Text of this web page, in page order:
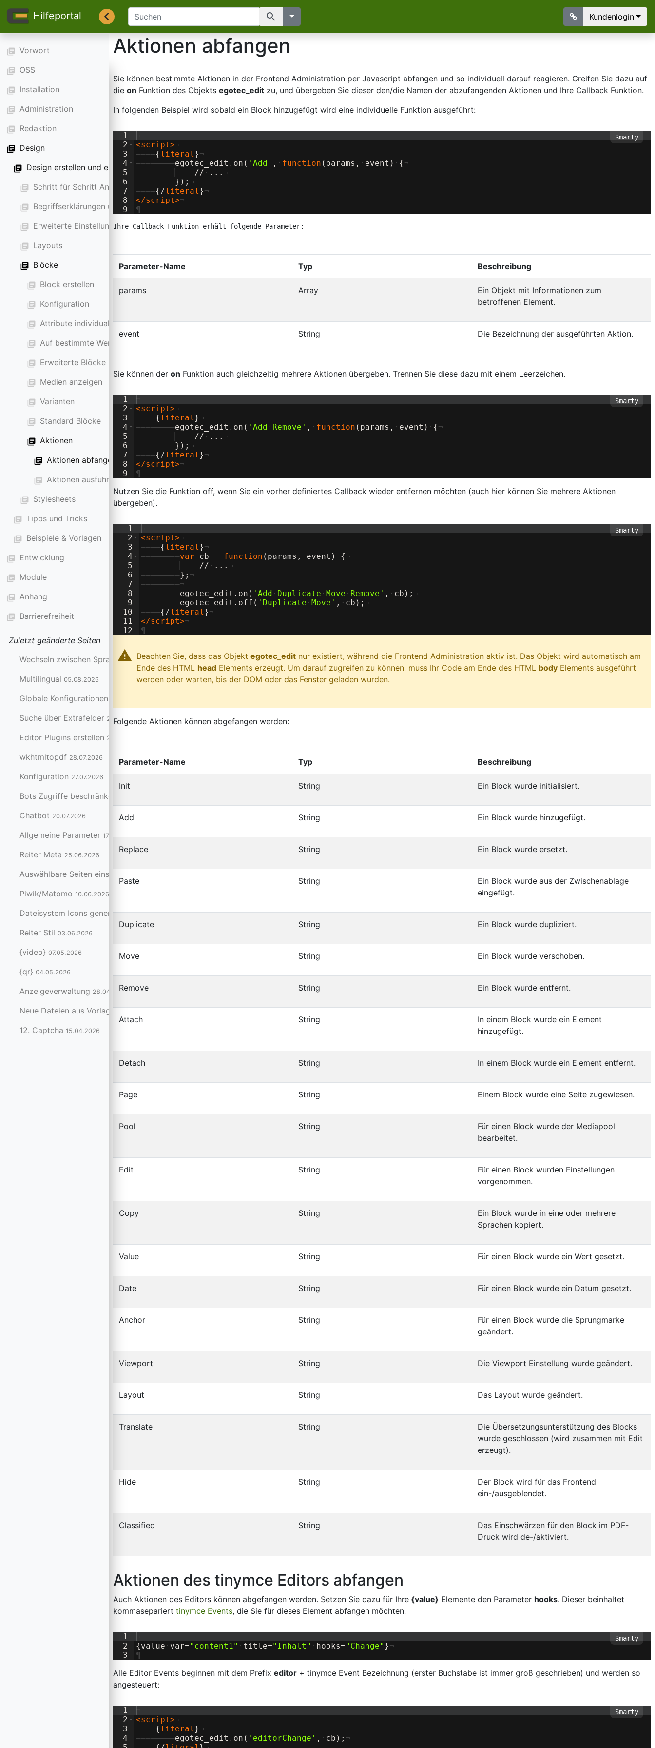
Hilfeportal search Kundenlogin
library_books Vorwort
library_books OSS
library_books Installation
library_books Administration
library_books Redaktion
library_books Design
library_books Design erstellen und einstellen
library_books Schritt für Schritt Anleitung
library_books Begriffserklärungen und Zusammenhänge
library_books Erweiterte Einstellungen (conf.json)
library_books Layouts
library_books Blöcke
library_books Block erstellen
library_books Konfiguration
library_books Attribute individualisieren
library_books Auf bestimmte Werte zugreifen
library_books Erweiterte Blöcke
library_books Medien anzeigen
library_books Varianten
library_books Standard Blöcke
library_books Aktionen
library_books Aktionen abfangen
library_books Aktionen ausführen
library_books Stylesheets
library_books Tipps und Tricks
library_books Beispiele & Vorlagen
library_books Entwicklung
library_books Module
library_books Anhang
library_books Barrierefreiheit
Zuletzt geänderte Seiten
Wechseln zwischen Sprachversionen 05.08.2026
Multilingual 05.08.2026
Globale Konfigurationen setzen
Suche über Extrafelder 29.07.2026
Editor Plugins erstellen 29.07.2026
wkhtmltopdf 28.07.2026
Konfiguration 27.07.2026
Bots Zugriffe beschränken und blockieren
Chatbot 20.07.2026
Allgemeine Parameter 17.07.2026
Reiter Meta 25.06.2026
Auswählbare Seiten einschränken
Piwik/Matomo 10.06.2026
Dateisystem Icons generieren08.06.2026
Reiter Stil 03.06.2026
{video} 07.05.2026
{qr} 04.05.2026
Anzeigeverwaltung 28.04.2026
Neue Dateien aus Vorlagen anlegen
12. Captcha 15.04.2026
Aktionen abfangen
Sie können bestimmte Aktionen in der Frontend Administration per Javascript abfangen und so individuell darauf reagieren. Greifen Sie dazu auf
die on Funktion des Objekts egotec_edit zu, und übergeben Sie dieser den/die Namen der abzufangenden Aktionen und Ihre Callback Funktion.
In folgenden Beispiel wird sobald ein Block hinzugefügt wird eine individuelle Funktion ausgeführt:
1
2
3
4
5
6
7
8
9
<script>¬
————{literal}¬
————————egotec_edit . on ( 'Add' , · function ( params , · event ) · {¬
————————————// · ... ¬
————————} ) ; ¬
————{/literal}¬
</script>¬
¶
Ihre Callback Funktion erhält folgende Parameter:
Parameter-Name Typ Beschreibung
params Array
Ein Objekt mit Informationen zum
betroffenen Element.
event String Die Bezeichnung der ausgeführten Aktion.
Sie können der on Funktion auch gleichzeitig mehrere Aktionen übergeben. Trennen Sie diese dazu mit einem Leerzeichen.
1
2
3
4
5
6
7
8
9
<script>¬
————{literal}¬
————————egotec_edit . on ( 'Add · Remove' , · function ( params , · event ) · {¬
————————————// · ... ¬
————————} ) ; ¬
————{/literal}¬
</script>¬
¶
Nutzen Sie die Funktion off, wenn Sie ein vorher definiertes Callback wieder entfernen möchten (auch hier können Sie mehrere Aktionen
übergeben).
1
2
3
4
5
6
7
8
9
10
11
12
<script>¬
————{literal}¬
————————var · cb · = · function ( params , · event ) · {¬
————————————// · ... ¬
————————} ; ¬
————————¬
————————egotec_edit . on ( 'Add · Duplicate · Move · Remove' , · cb ) ; ¬
————————egotec_edit . off ( 'Duplicate · Move' , · cb ) ; ¬
————{/literal}¬
</script>¬
¶
warning Beachten Sie, dass das Objekt egotec_edit nur existiert, während die Frontend Administration aktiv ist. Das Objekt wird automatisch am
Ende des HTML head Elements erzeugt. Um darauf zugreifen zu können, muss Ihr Code am Ende des HTML body Elements ausgeführt
werden oder warten, bis der DOM oder das Fenster geladen wurden.
Folgende Aktionen können abgefangen werden:
Parameter-Name Typ Beschreibung
Init String Ein Block wurde initialisiert.
Add String Ein Block wurde hinzugefügt.
Replace String Ein Block wurde ersetzt.
Paste String
Ein Block wurde aus der Zwischenablage
eingefügt.
Duplicate String Ein Block wurde dupliziert.
Move String Ein Block wurde verschoben.
Remove String Ein Block wurde entfernt.
Attach String
In einem Block wurde ein Element
hinzugefügt.
Detach String In einem Block wurde ein Element entfernt.
Page String Einem Block wurde eine Seite zugewiesen.
Pool String
Für einen Block wurde der Mediapool
bearbeitet.
Edit String
Für einen Block wurden Einstellungen
vorgenommen.
Copy String
Ein Block wurde in eine oder mehrere
Sprachen kopiert.
Value String Für einen Block wurde ein Wert gesetzt.
Date String Für einen Block wurde ein Datum gesetzt.
Anchor String
Für einen Block wurde die Sprungmarke
geändert.
Viewport String Die Viewport Einstellung wurde geändert.
Layout String Das Layout wurde geändert.
Translate String
Die Übersetzungsunterstützung des Blocks
wurde geschlossen (wird zusammen mit Edit
erzeugt).
Hide String
Der Block wird für das Frontend
ein-/ausgeblendet.
Classified String
Das Einschwärzen für den Block im PDF-
Druck wird de-/aktiviert.
Aktionen des tinymce Editors abfangen
Auch Aktionen des Editors können abgefangen werden. Setzen Sie dazu für Ihre {value} Elemente den Parameter hooks. Dieser beinhaltet
kommasepariert tinymce Events, die Sie für dieses Element abfangen möchten:
1
2
3
{value · var=" content1" · title=" Inhalt " · hooks=" Change" }¬
¶
Alle Editor Events beginnen mit dem Prefix editor + tinymce Event Bezeichnung (erster Buchstabe ist immer groß geschrieben) und werden so
angesteuert:
1
2
3
4
<script>¬
————{literal}¬
————————egotec_edit . on ( 'editorChange' , · cb ) ; ¬